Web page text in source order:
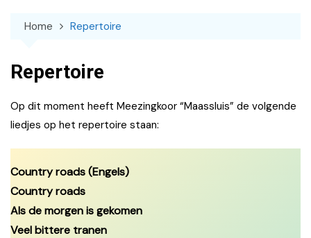
Home Repertoire
Repertoire
Op dit moment heeft Meezingkoor “Maassluis” de volgende
liedjes op het repertoire staan:
Country roads (Engels)
Country roads
Als de morgen is gekomen
Veel bittere tranen